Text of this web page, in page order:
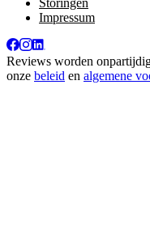
Storingen
Impressum
Reviews worden
onze beleid en algemene